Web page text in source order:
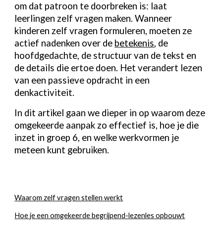
om dat patroon te doorbreken is: laat
leerlingen zelf vragen maken. Wanneer
kinderen zelf vragen formuleren, moeten ze
actief nadenken over de betekenis, de
hoofdgedachte, de structuur van de tekst en
de details die ertoe doen. Het verandert lezen
van een passieve opdracht in een
denkactiviteit.
In dit artikel gaan we dieper in op waarom deze
omgekeerde aanpak zo effectief is, hoe je die
inzet in groep 6, en welke werkvormen je
meteen kunt gebruiken.
Waarom zelf vragen stellen werkt
Hoe je een omgekeerde begrijpend-lezenles opbouwt